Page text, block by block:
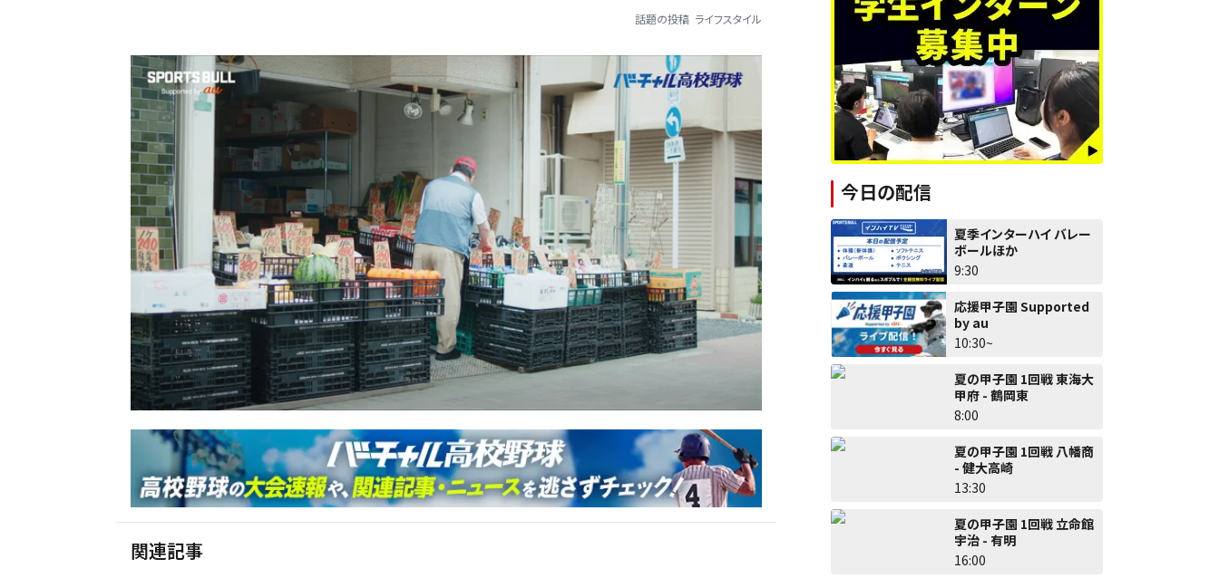
話題の投稿 ライフスタイル
関連記事
今日の配信
夏季インターハイ バレー
ボールほか
9:30
応援甲子園 Supported
by au
10:30~
夏の甲子園 1回戦 東海大
甲府 - 鶴岡東
8:00
夏の甲子園 1回戦 八幡商
- 健大高崎
13:30
夏の甲子園 1回戦 立命館
宇治 - 有明
16:00